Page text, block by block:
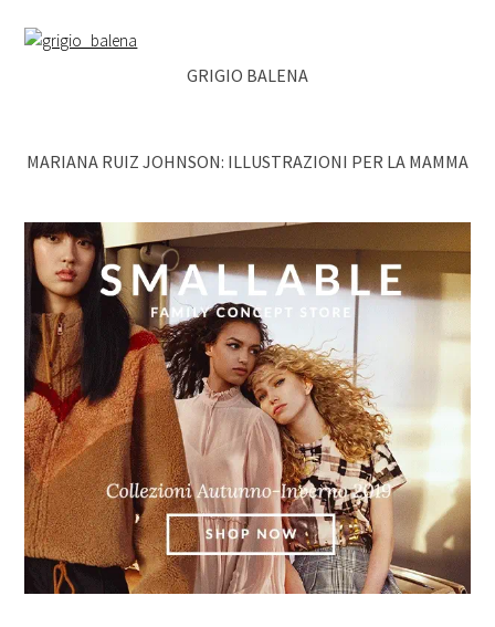
GRIGIO BALENA
MARIANA RUIZ JOHNSON: ILLUSTRAZIONI PER LA MAMMA